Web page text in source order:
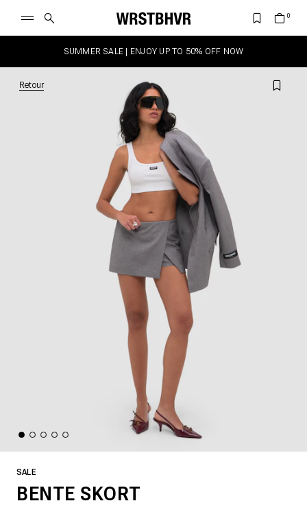
SUMMER SALE | ENJOY UP TO 50% OFF NOW
Retour
SALE
BENTE SKORT